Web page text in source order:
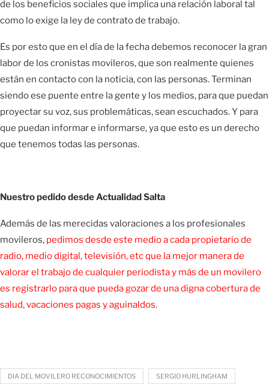
de los beneficios sociales que implica una relación laboral tal
como lo exige la ley de contrato de trabajo.
Es por esto que en el día de la fecha debemos reconocer la gran
labor de los cronistas movileros, que son realmente quienes
están en contacto con la noticia, con las personas. Terminan
siendo ese puente entre la gente y los medios, para que puedan
proyectar su voz, sus problemáticas, sean escuchados. Y para
que puedan informar e informarse, ya que esto es un derecho
que tenemos todas las personas.
Nuestro pedido desde Actualidad Salta
Además de las merecidas valoraciones a los profesionales
movileros, pedimos desde este medio a cada propietario de
radio, medio digital, televisión, etc que la mejor manera de
valorar el trabajo de cualquier periodista y más de un movilero
es registrarlo para que pueda gozar de una digna cobertura de
salud, vacaciones pagas y aguinaldos.
DIA DEL MOVILERO RECONOCIMIENTOS SERGIO HURLINGHAM